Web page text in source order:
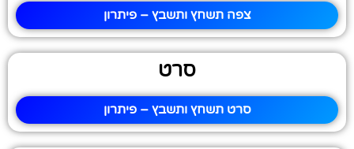
צפה תשחץ ותשבץ – פיתרון
סרט
סרט תשחץ ותשבץ – פיתרון